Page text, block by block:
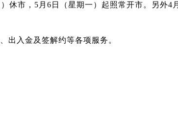
休市， 5 月6 日（星期一）起照常开市。另外4 月
出入金及签解约等各项服务。